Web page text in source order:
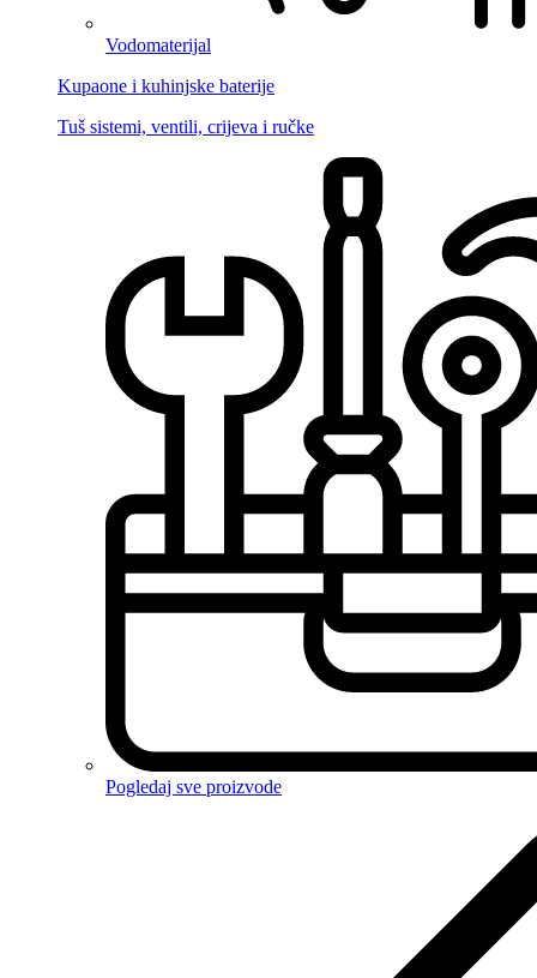
Vodomaterijal
Kupaone i kuhinjske baterije
Tuš sistemi, ventili, crijeva i ručke
Pogledaj sve proizvode